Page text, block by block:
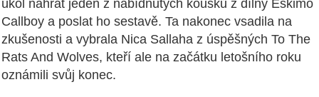
úkol nahrát jeden z nabídnutých kousků z dílny Eskimo
Callboy a poslat ho sestavě. Ta nakonec vsadila na
zkušenosti a vybrala Nica Sallaha z úspěšných To The
Rats And Wolves, kteří ale na začátku letošního roku
oznámili svůj konec.